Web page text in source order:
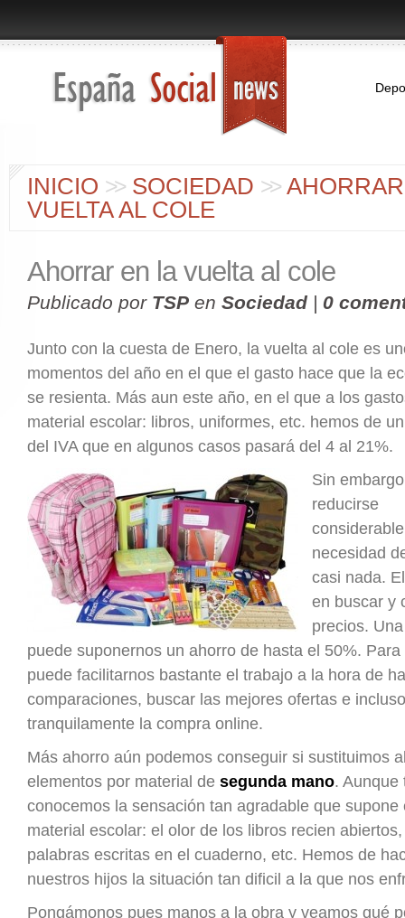
INICIO >> SOCIEDAD >>
VUELTA AL COLE
Ahorrar en la vuelta al cole
Publicado por TSP en Sociedad | 0
Junto con la cuesta de Enero, la vuelta al cole es
momentos del año en el que el gasto hace que la
se resienta. Más aun este año, en el que a los
material escolar: libros, uniformes, etc. hemos de
del IVA que en algunos casos pasará del 4 al 21%.
Sin
reducirse
necesidad
casi nada.
en buscar y
precios.
puede suponernos un ahorro de hasta el 50%.
puede facilitarnos bastante el trabajo a la hora de
comparaciones, buscar las mejores ofertas e
tranquilamente la compra online.
Más ahorro aún podemos conseguir si sustituimos
elementos por material de segunda mano. Aunque
conocemos la sensación tan agradable que supone
material escolar: el olor de los libros recien
palabras escritas en el cuaderno, etc. Hemos de
nuestros hijos la situación tan dificil a la que nos
Pongámonos pues manos a la obra y veamos qué